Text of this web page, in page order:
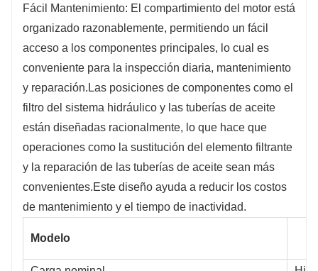
Fácil Mantenimiento: El compartimiento del motor está
organizado razonablemente, permitiendo un fácil
acceso a los componentes principales, lo cual es
conveniente para la inspección diaria, mantenimiento
y reparación.Las posiciones de componentes como el
filtro del sistema hidráulico y las tuberías de aceite
están diseñadas racionalmente, lo que hace que
operaciones como la sustitución del elemento filtrante
y la reparación de las tuberías de aceite sean más
convenientes.Este diseño ayuda a reducir los costos
de mantenimiento y el tiempo de inactividad.
Modelo